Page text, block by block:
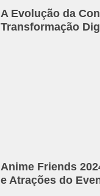
A Evolução da
Transformação
Anime Friends
e Atrações do